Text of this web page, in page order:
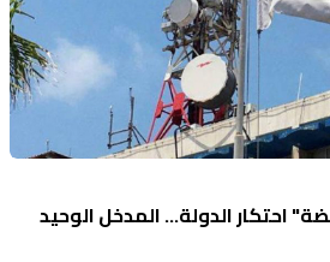
احتكار الدولة... المدخل الوحيد